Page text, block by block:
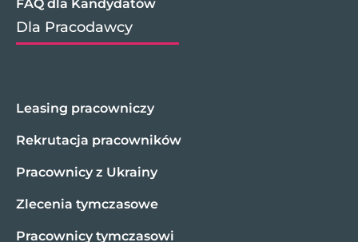
FAQ dla Kandydatów
Dla Pracodawcy
Leasing pracowniczy
Rekrutacja pracowników
Pracownicy z Ukrainy
Zlecenia tymczasowe
Pracownicy tymczasowi